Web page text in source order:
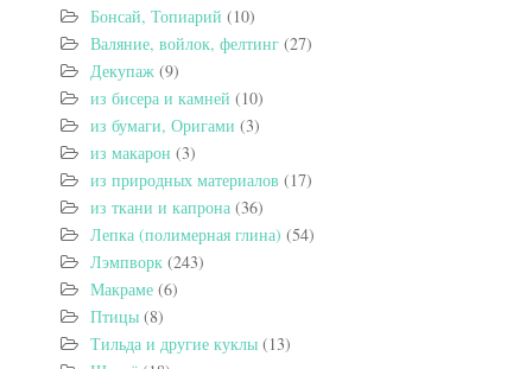
Бонсай, Топиарий (10)
Валяние, войлок, фелтинг (27)
Декупаж (9)
из бисера и камней (10)
из бумаги, Оригами (3)
из макарон (3)
из природных материалов (17)
из ткани и капрона (36)
Лепка (полимерная глина) (54)
Лэмпворк (243)
Макраме (6)
Птицы (8)
Тильда и другие куклы (13)